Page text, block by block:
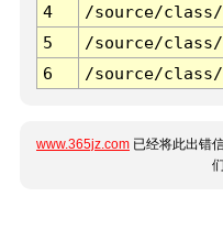
4
/source/
5
/source/
6
/source/
www.365jz.com 已经将此出错